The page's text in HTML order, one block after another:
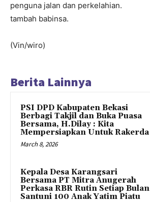
penguna jalan dan perkelahian.
tambah babinsa.
(Vin/wiro)
Berita Lainnya
PSI DPD Kabupaten Bekasi
Berbagi Takjil dan Buka Puasa
Bersama, H.Dilay : Kita
Mempersiapkan Untuk Rakerda
March 8, 2026
Kepala Desa Karangsari
Bersama PT Mitra Anugerah
Perkasa RBR Rutin Setiap Bulan
Santuni 100 Anak Yatim Piatu